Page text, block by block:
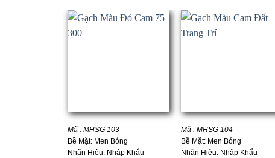
Mã : MHSG 103
Bề Mặt: Men Bóng
Nhãn Hiệu: Nhập Khẩu
Mã : MHSG 104
Bề Mặt: Men Bóng
Nhãn Hiệu: Nhập Khẩu